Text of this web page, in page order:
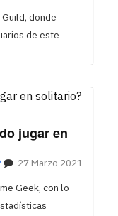
donde
de este
jugar en
27 Marzo 2021
Geek, con lo